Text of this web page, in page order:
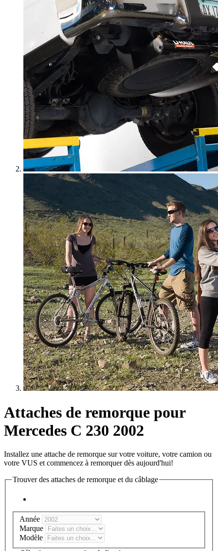
Attaches de remorque pour
Mercedes C 230 2002
Installez une attache de remorque sur votre voiture, votre camion ou
votre VUS et commencez à remorquer dès aujourd'hui!
Trouver des attaches de remorque et du câblage
Année
Marque
Modèle